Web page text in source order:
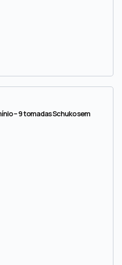
– 9 tomadas Schuko sem